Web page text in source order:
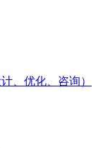
、优化、咨询）